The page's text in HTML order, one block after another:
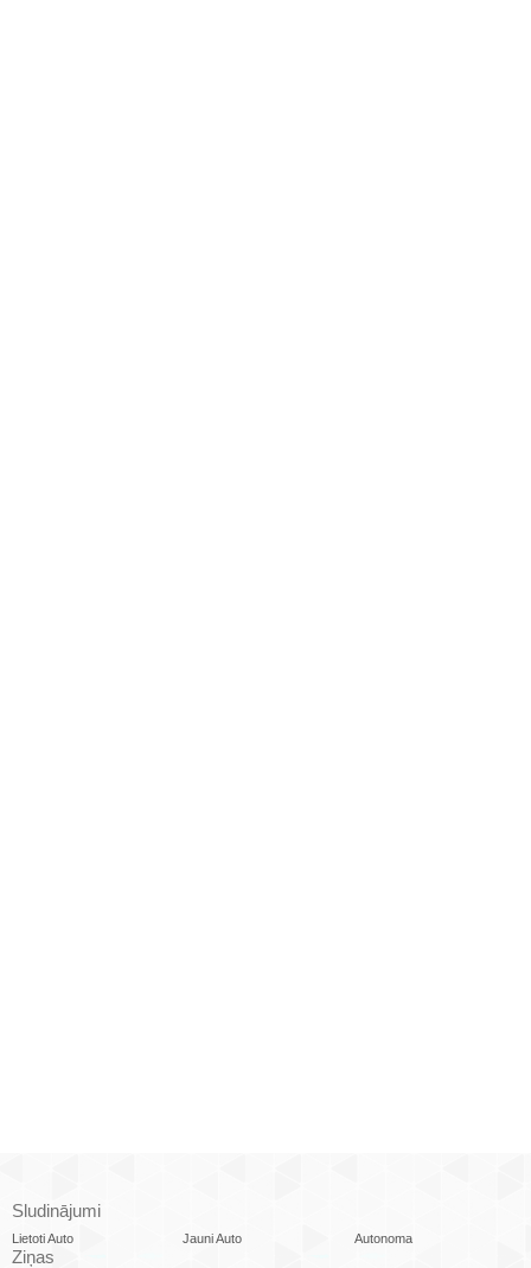
Sludinājumi
Lietoti Auto Jauni Auto Autonoma
Ziņas